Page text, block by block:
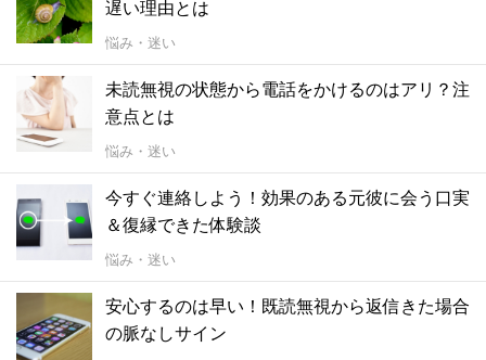
遅い理由とは
悩み・迷い
未読無視の状態から電話をかけるのはアリ？注
意点とは
悩み・迷い
今すぐ連絡しよう！効果のある元彼に会う口実
＆復縁できた体験談
悩み・迷い
安心するのは早い！既読無視から返信きた場合
の脈なしサイン